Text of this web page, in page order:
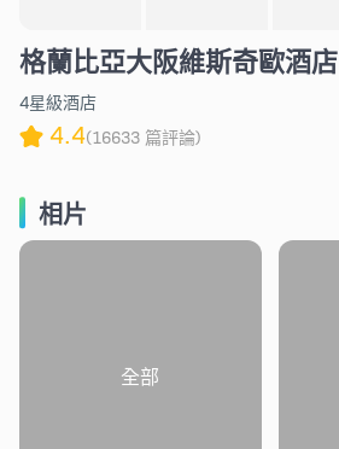
格蘭比亞大阪維斯奇歐酒店
4星級酒店
4.4(16633 篇評論)
相片
全部